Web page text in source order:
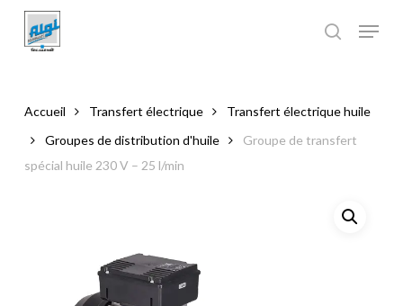
main
Accueil Transfert électrique
Transfert électrique huile
Groupes de distribution d'huile
Groupe de transfert
spécial huile 230 V – 25 l/min